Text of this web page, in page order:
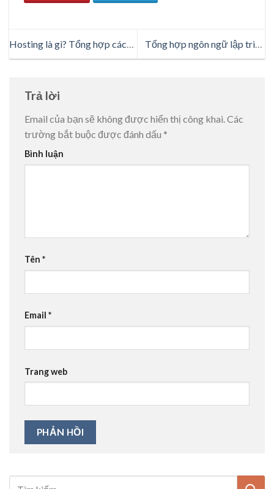
Hosting là gì? Tổng hợp các
loại hosting phổ biến
Tổng hợp ngôn ngữ lập trình
ứng dụng di động
Trả lời
Email của bạn sẽ không được hiển thị công khai.Các
trường bắt buộc được đánh dấu *
Bình luận
Tên *
Email *
Trang web